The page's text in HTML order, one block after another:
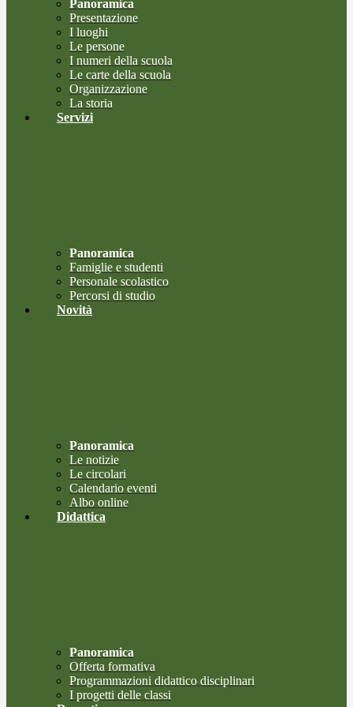
Panoramica
Presentazione
I luoghi
Le persone
I numeri della scuola
Le carte della scuola
Organizzazione
La storia
Servizi
Panoramica
Famiglie e studenti
Personale scolastico
Percorsi di studio
Novità
Panoramica
Le notizie
Le circolari
Calendario eventi
Albo online
Didattica
Panoramica
Offerta formativa
Programmazioni didattico disciplinari
I progetti delle classi